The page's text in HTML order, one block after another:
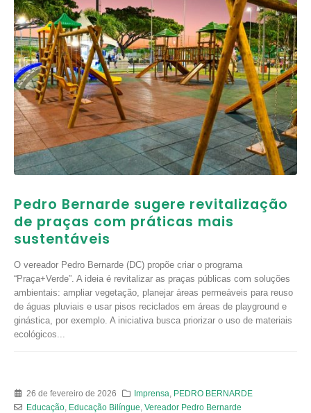
Pedro Bernarde sugere revitalização
de praças com práticas mais
sustentáveis
O vereador Pedro Bernarde (DC) propõe criar o programa
“Praça+Verde”. A ideia é revitalizar as praças públicas com soluções
ambientais: ampliar vegetação, planejar áreas permeáveis para reuso
de águas pluviais e usar pisos reciclados em áreas de playground e
ginástica, por exemplo. A iniciativa busca priorizar o uso de materiais
ecológicos...
26 de fevereiro de 2026 Imprensa
PEDRO BERNARDE
Educação, Educação Bilíngue Vereador Pedro Bernarde